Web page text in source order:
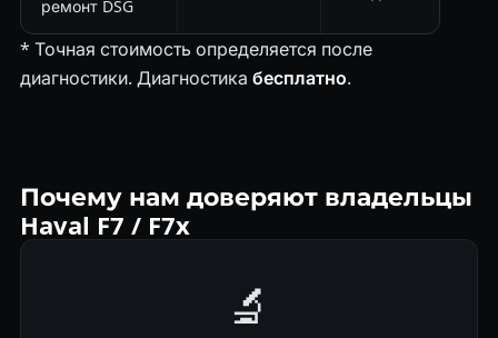
ремонт DSG
* Точная стоимость определяется после
диагностики. Диагностика бесплатно.
Почему нам доверяют владельцы
Haval F7 / F7x
🔬